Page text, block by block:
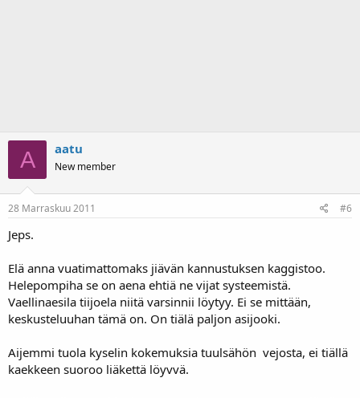
A aatu
New member
28 Marraskuu 2011 #6
Jeps.
Elä anna vuatimattomaks jiävän kannustuksen kaggistoo.
Helepompiha se on aena ehtiä ne vijat systeemistä.
Vaellinaesila tiijoela niitä varsinnii löytyy. Ei se mittään,
keskusteluuhan tämä on. On tiälä paljon asijooki.
Aijemmi tuola kyselin kokemuksia tuulsähön vejosta, ei tiällä
kaekkeen suoroo liäkettä löyvvä.